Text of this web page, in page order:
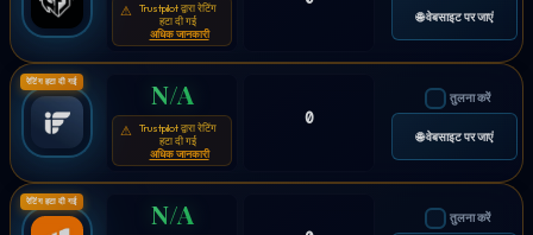
⚠
Trustpilot द्वारा रेटिंग
हटा दी गई
अधिक जानकारी
🌐 वेबसाइट पर जाएं
रेटिंग हटा दी गई N/A
⚠
Trustpilot द्वारा रेटिंग
हटा दी गई
अधिक जानकारी
0
तुलना करें
🌐 वेबसाइट पर जाएं
रेटिंग हटा दी गई N/A तुलना करें